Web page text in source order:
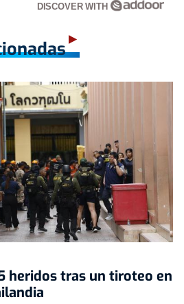
DISCOVER WITH
heridos tras un tiroteo en